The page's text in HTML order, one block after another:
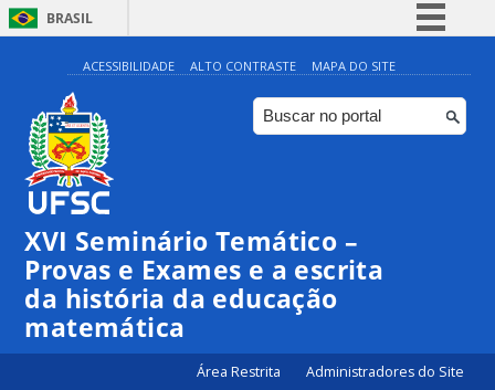
BRASIL
Simplifique!
Comunica BR
Participe
Canais
ACESSIBILIDADE ALTO CONTRASTE MAPA DO SITE
XVI Seminário Temático –
Provas e Exames e a escrita
da história da educação
matemática
Área Restrita Administradores do Site